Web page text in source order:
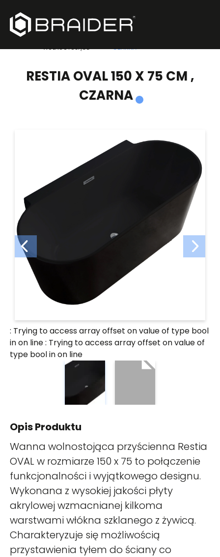
PRODUKTY
WOLNOSTOJĄCE
CZARNA
RESTIA OVAL 150 X 75 CM ,
CZARNA
: Trying to access array offset on value of type bool
inon line: Trying to access array offset on value of
type bool inon line
Opis Produktu
Wanna wolnostojąca przyścienna Restia
OVAL w rozmiarze 150 x 75 to połączenie
funkcjonalności i wyjątkowego designu.
Wykonana z wysokiej jakości płyty
akrylowej wzmacnianej kilkoma
warstwami włókna szklanego z żywicą.
Charakteryzuje się możliwością
przystawienia tyłem do ściany co